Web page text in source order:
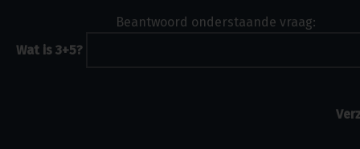
Beantwoord onderstaande vraag:
Wat is 3+5?